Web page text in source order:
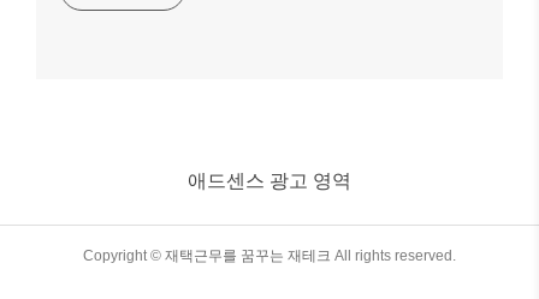
애드센스 광고 영역
Copyright © 재택근무를 꿈꾸는 재테크 All rights reserved.
TistoryWhaleSkin3.4